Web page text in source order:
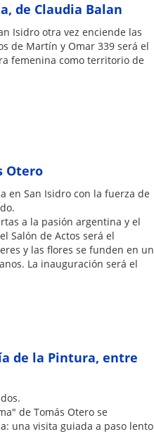
de Claudia Balan
Isidro otra vez enciende las
de Martín y Omar 339 será el
femenina como territorio de
Otero
en San Isidro con la fuerza de
a la pasión argentina y el
Salón de Actos será el
y las flores se funden en un
La inauguración será el
de la Pintura, entre
de Tomás Otero se
una visita guiada a paso lento